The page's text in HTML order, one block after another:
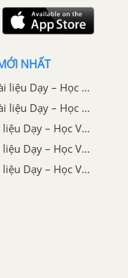
NHẤT
Bài 11 trang 122 Tài liệu Dạy – Học Vật lí 9 tập 2
Bài 10 trang 122 Tài liệu Dạy – Học Vật lí 9 tập 2
Bài 9 trang 122 Tài liệu Dạy – Học Vật lí 9 tập 2
Bài 8 trang 121 Tài liệu Dạy – Học Vật lí 9 tập 2
Bài 7 trang 121 Tài liệu Dạy – Học Vật lí 9 tập 2